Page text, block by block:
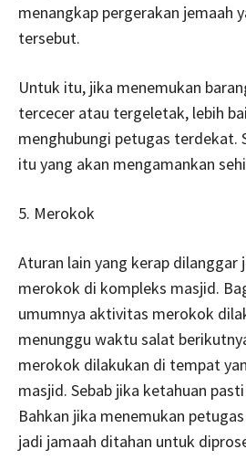
menangkap pergerakan jemaah
tersebut.
Untuk itu, jika menemukan
tercecer atau tergeletak, lebih
menghubungi petugas terdekat.
itu yang akan mengamankan
5. Merokok
Aturan lain yang kerap dilanggar
merokok di kompleks masjid.
umumnya aktivitas merokok
menunggu waktu salat
merokok dilakukan di tempat
masjid. Sebab jika ketahuan
Bahkan jika menemukan
jadi jamaah ditahan untuk